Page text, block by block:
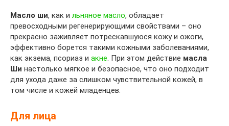
Масло ши, как и льняное масло, обладает
превосходными регенерирующими свойствами – оно
прекрасно заживляет потрескавшуюся кожу и ожоги,
эффективно борется такими кожными заболеваниями,
как экзема, псориаз и акне. При этом действие масла
Ши настолько мягкое и безопасное, что оно подходит
для ухода даже за слишком чувствительной кожей, в
том числе и кожей младенцев.
Для лица